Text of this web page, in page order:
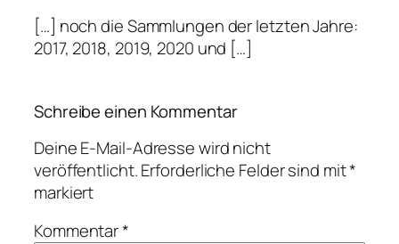
[…] noch die Sammlungen der letzten Jahre:
2017, 2018, 2019, 2020 und […]
Schreibe einen Kommentar
Deine E-Mail-Adresse wird nicht
veröffentlicht.Erforderliche Felder sind mit*
markiert
Kommentar*